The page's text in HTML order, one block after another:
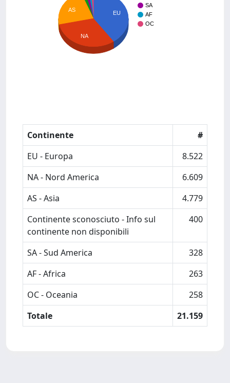
SA
AF
OC
EU
AS
NA
Continente
#
EU - Europa
8.522
NA - Nord America
6.609
AS - Asia
4.779
Continente sconosciuto - Info sul
continente non disponibili
400
SA - Sud America
328
AF - Africa
263
OC - Oceania
258
Totale
21.159